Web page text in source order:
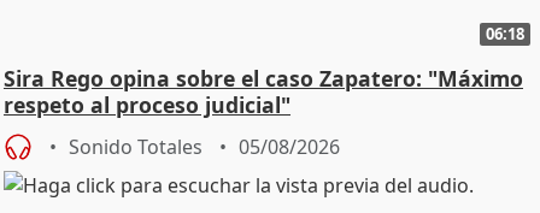
06:18
Sira Rego opina sobre el caso Zapatero: "Máximo
respeto al proceso judicial"
Sonido Totales 05/08/2026